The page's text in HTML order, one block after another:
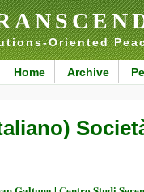
Oriented
Home Archive